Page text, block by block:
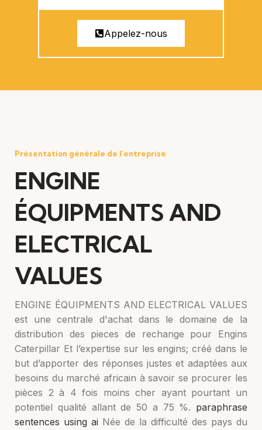
Appelez-nous
Présentation générale de l’entreprise
ENGINE
ÉQUIPMENTS AND
ELECTRICAL
VALUES
ENGINE ÉQUIPMENTS AND ELECTRICAL VALUES
est une centrale d'achat dans le domaine de la
distribution des pieces de rechange pour Engins
Caterpillar Et l’expertise sur les engins; créé dans le
but d’apporter des réponses justes et adaptées aux
besoins du marché africain à savoir se procurer les
pièces 2 à 4 fois moins cher ayant pourtant un
potentiel qualité allant de 50 a 75 %. paraphrase
sentences using ai Née de la difficulté des pays du